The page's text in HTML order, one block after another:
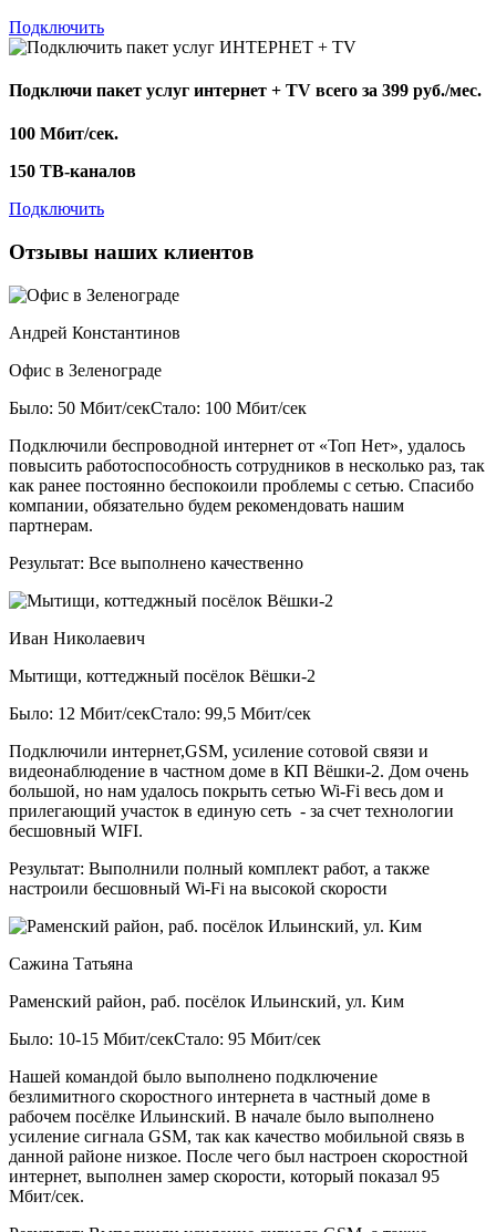
Подключить
Подключи пакет услуг интернет + TV всего за 399 руб./мес.
100 Мбит/сек.
150 ТВ-каналов
Подключить
Отзывы наших клиентов
Андрей Константинов
Офис в Зеленограде
Было: 50 Мбит/секСтало: 100 Мбит/сек
Подключили беспроводной интернет от «Топ Нет», удалось
повысить работоспособность сотрудников в несколько раз, так
как ранее постоянно беспокоили проблемы с сетью. Спасибо
компании, обязательно будем рекомендовать нашим
партнерам.
Результат: Все выполнено качественно
Иван Николаевич
Мытищи, коттеджный посёлок Вёшки-2
Было: 12 Мбит/секСтало: 99,5 Мбит/сек
Подключили интернет,GSM, усиление сотовой связи и
видеонаблюдение в частном доме в КП Вёшки-2. Дом очень
большой, но нам удалось покрыть сетью Wi-Fi весь дом и
прилегающий участок в единую сеть - за счет технологии
бесшовный WIFI.
Результат: Выполнили полный комплект работ, а также
настроили бесшовный Wi-Fi на высокой скорости
Сажина Татьяна
Раменский район, раб. посёлок Ильинский, ул. Ким
Было: 10-15 Мбит/секСтало: 95 Мбит/сек
Нашей командой было выполнено подключение
безлимитного скоростного интернета в частный доме в
рабочем посёлке Ильинский. В начале было выполнено
усиление сигнала GSM, так как качество мобильной связь в
данной районе низкое. После чего был настроен скоростной
интернет, выполнен замер скорости, который показал 95
Мбит/сек.